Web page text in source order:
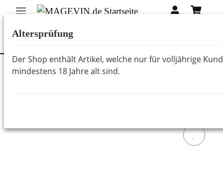
Altersprüfung
Der Shop enthält Artikel, welche nur für volljährige
mindestens 18 Jahre alt sind.